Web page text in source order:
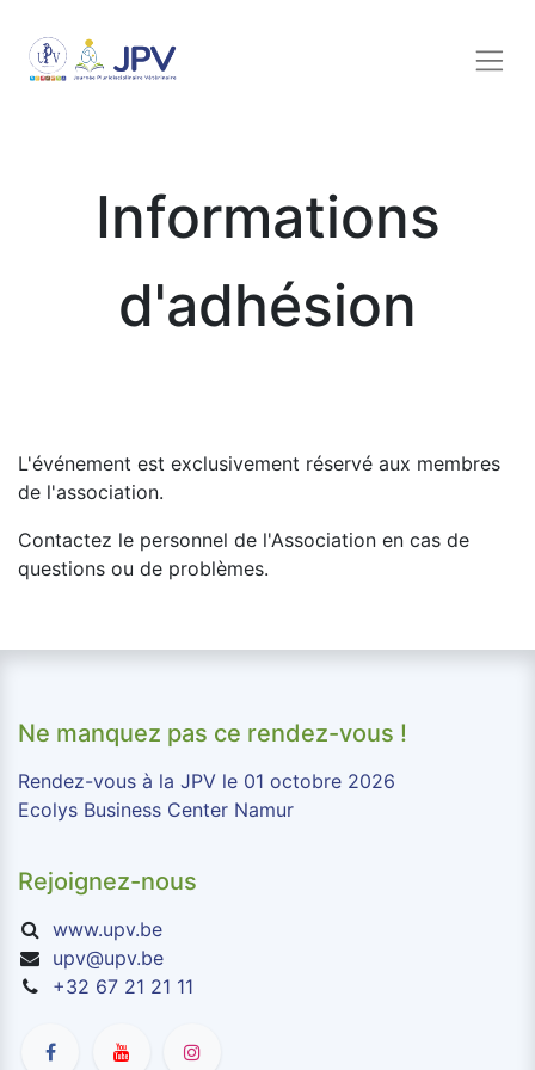
Informations
d'adhésion
L'événement est exclusivement réservé aux membres
de l'association.
Contactez le personnel de l'Association en cas de
questions ou de problèmes.
Ne manquez pas ce rendez-vous !
Rendez-vous à la JPV le 01 octobre 2026
Ecolys Business Center Namur
Rejoignez-nous
www.upv.be
upv@upv.be
+32 67 21 21 11